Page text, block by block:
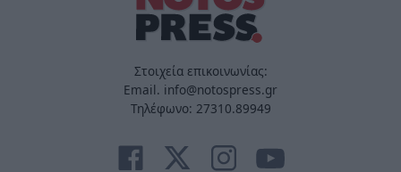
Στοιχεία επικοινωνίας:
Email. info@notospress.gr
Τηλέφωνο: 27310.89949